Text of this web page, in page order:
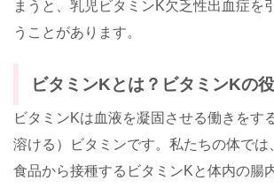
まうと、乳児ビタミンK欠乏性出血症を
うことがあります。
ビタミンKとは？ビタミンKの
ビタミンKは血液を凝固させる働きをす
溶ける）ビタミンです。私たちの体では
食品から接種するビタミンKと体内の腸